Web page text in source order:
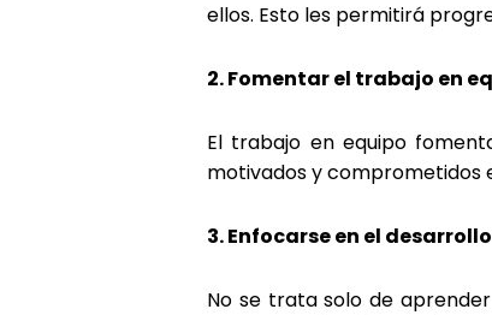
ellos. Esto les permitirá
2. Fomentar el trabajo en
El trabajo en equipo
motivados y comprometidos
3. Enfocarse en el
No se trata solo de